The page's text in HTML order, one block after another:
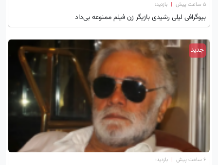
۵ ساعت پیش | بازدید:
بیوگرافی لیلی رشیدی بازیگر زن فیلم ممنوعه بی‌داد
جدید
۶ ساعت پیش | بازدید: